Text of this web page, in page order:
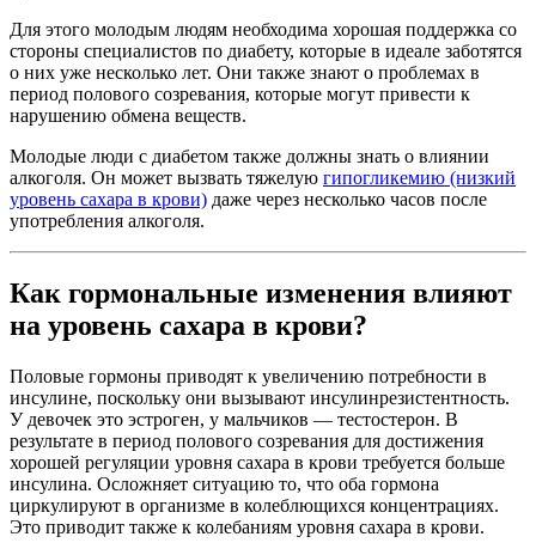
Для этого молодым людям необходима хорошая поддержка со
стороны специалистов по диабету, которые в идеале заботятся
о них уже несколько лет. Они также знают о проблемах в
период полового созревания, которые могут привести к
нарушению обмена веществ.
Молодые люди с диабетом также должны знать о влиянии
алкоголя. Он может вызвать тяжелую гипогликемию (низкий
уровень сахара в крови) даже через несколько часов после
употребления алкоголя.
Как гормональные изменения влияют
на уровень сахара в крови?
Половые гормоны приводят к увеличению потребности в
инсулине, поскольку они вызывают инсулинрезистентность.
У девочек это эстроген, у мальчиков — тестостерон. В
результате в период полового созревания для достижения
хорошей регуляции уровня сахара в крови требуется больше
инсулина. Осложняет ситуацию то, что оба гормона
циркулируют в организме в колеблющихся концентрациях.
Это приводит также к колебаниям уровня сахара в крови.